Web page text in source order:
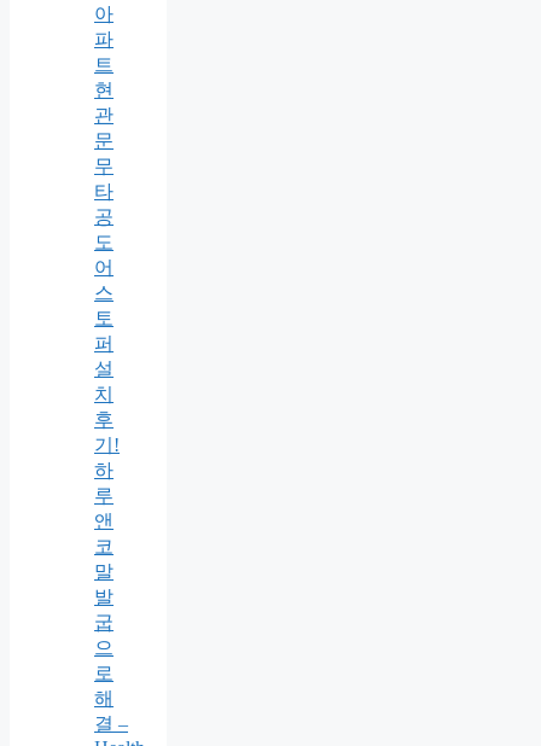
아
파
트
현
관
문
무
타
공
도
어
스
토
퍼
설
치
후
기!
하
루
앤
코
말
발
굽
으
로
해
결 –